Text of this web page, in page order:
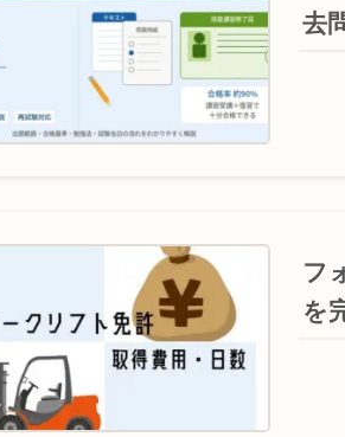
去
フ
を